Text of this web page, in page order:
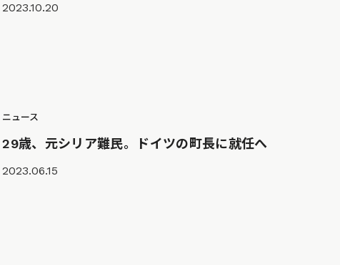
2023.10.20
ニュース
29歳、元シリア難民。ドイツの町長に就任へ
2023.06.15